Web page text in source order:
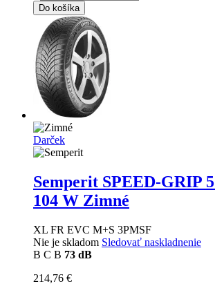
Do košíka
Darček
Semperit SPEED-GRIP 5
104 W Zimné
XL FR EVC M+S 3PMSF
Nie je skladom Sledovať naskladnenie
B C B 73 dB
214,76 €